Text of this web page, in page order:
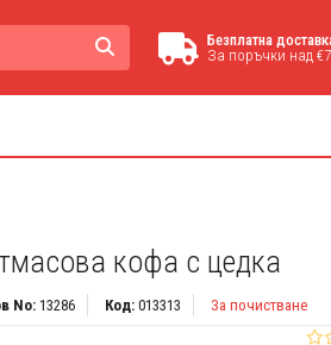
Безплатна
За поръчки над
кофа с цедка
No:13286 Код: 013313 За почистване